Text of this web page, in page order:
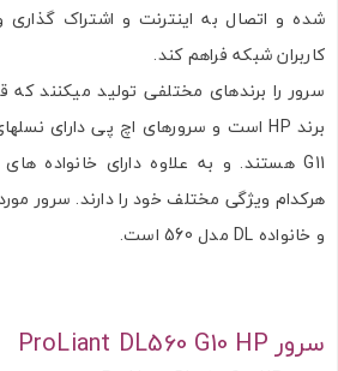
شده و اتصال به اینترنت و اشتراک گذاری
کاربران شبکه فراهم کند.
سرور را برندهای مختلفی تولید میکنند
و خانواده DL مدل 560 است.
سرور ProLiant DL560 G10 HP